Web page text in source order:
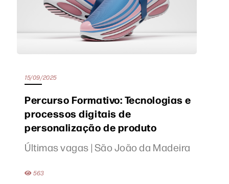
15/09/2025
Percurso Formativo: Tecnologias e
processos digitais de
personalização de produto
Últimas vagas | São João da Madeira
563